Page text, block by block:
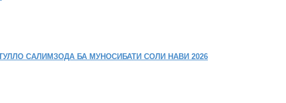
САЛИМЗОДА БА МУНОСИБАТИ СОЛИ НАВИ 2026